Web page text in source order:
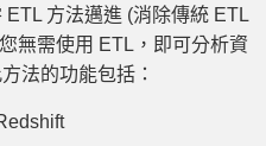
方法邁進 (消除傳統 ETL
無需使用 ETL，即可分析資
法的功能包括：